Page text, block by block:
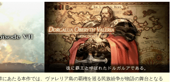
あたる本作では、ヴァレリア島の覇権を巡る民族紛争が物語の舞台となる